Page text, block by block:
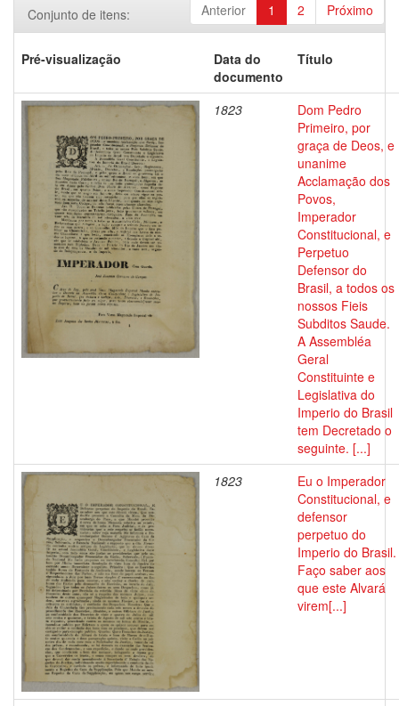
Anterior 1 2 Próximo
Conjunto de itens:
Pré-visualização
Data do
documento
Título
1823
Dom Pedro
Primeiro, por
graça de Deos, e
unanime
Acclamação dos
Povos,
Imperador
Constitucional, e
Perpetuo
Defensor do
Brasil, a todos os
nossos Fieis
Subditos Saude.
A Assembléa
Geral
Constituinte e
Legislativa do
Imperio do Brasil
tem Decretado o
seguinte. [...]
1823
Eu o Imperador
Constitucional, e
defensor
perpetuo do
Imperio do Brasil.
Faço saber aos
que este Alvará
virem[...]